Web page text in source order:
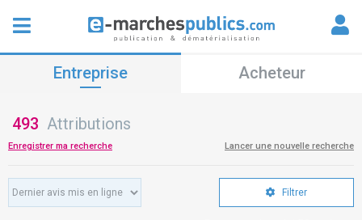
Entreprise Acheteur
493 Attributions
Enregistrer ma recherche Lancer une nouvelle recherche
Filtrer